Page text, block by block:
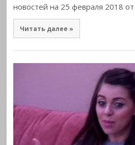
новостей на 25 февраля 2018 от
Читать далее »